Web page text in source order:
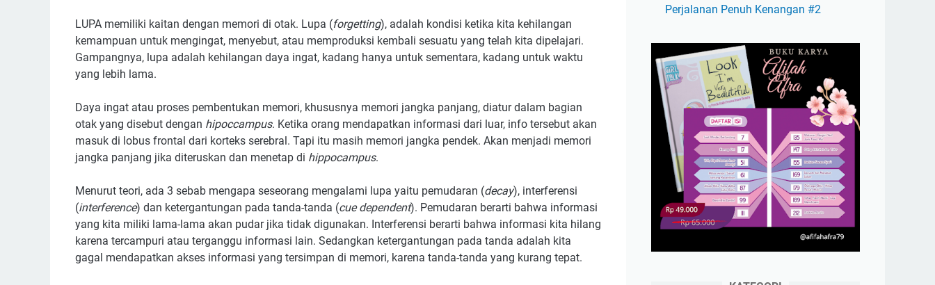
LUPA memiliki kaitan dengan memori di otak. Lupa (forgetting), adalah kondisi ketika kita kehilangan
kemampuan untuk mengingat, menyebut, atau memproduksi kembali sesuatu yang telah kita dipelajari.
Gampangnya, lupa adalah kehilangan daya ingat, kadang hanya untuk sementara, kadang untuk waktu
yang lebih lama.
Daya ingat atau proses pembentukan memori, khususnya memori jangka panjang, diatur dalam bagian
otak yang disebut dengan hipoccampus. Ketika orang mendapatkan informasi dari luar, info tersebut akan
masuk di lobus frontal dari korteks serebral. Tapi itu masih memori jangka pendek. Akan menjadi memori
jangka panjang jika diteruskan dan menetap di hippocampus.
Menurut teori, ada 3 sebab mengapa seseorang mengalami lupa yaitu pemudaran (decay), interferensi
(interference) dan ketergantungan pada tanda-tanda (cue dependent). Pemudaran berarti bahwa informasi
yang kita miliki lama-lama akan pudar jika tidak digunakan. Interferensi berarti bahwa informasi kita hilang
karena tercampuri atau terganggu informasi lain. Sedangkan ketergantungan pada tanda adalah kita
gagal mendapatkan akses informasi yang tersimpan di memori, karena tanda-tanda yang kurang tepat.
Perjalanan Penuh Kenangan #2